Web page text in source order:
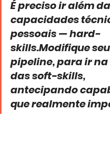
É preciso ir além
capacidades
pessoais — hard-
skills.Modifique seu
pipeline, para ir
das soft-skills,
antecipando
que realmente